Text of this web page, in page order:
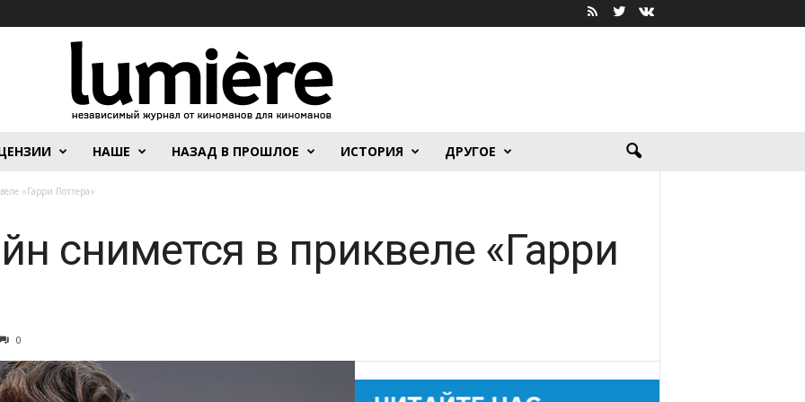
НАШЕ НАЗАД В ПРОШЛОЕ ИСТОРИЯ ДРУГОЕ
«Гарри Поттера»
снимется в приквеле «Гарри
0